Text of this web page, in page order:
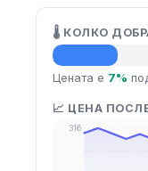
🌡️ КОЛКО
💡 Средна
Цената е 7%
📈 ЦЕНА
316